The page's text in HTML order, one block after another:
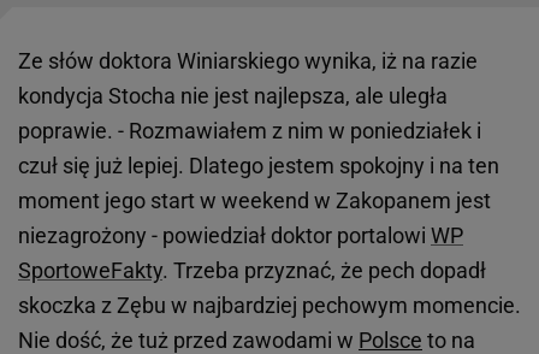
Ze słów doktora Winiarskiego wynika, iż na razie
kondycja Stocha nie jest najlepsza, ale uległa
poprawie. - Rozmawiałem z nim w poniedziałek i
czuł się już lepiej. Dlatego jestem spokojny i na ten
moment jego start w weekend w Zakopanem jest
niezagrożony - powiedział doktor portalowi WP
SportoweFakty. Trzeba przyznać, że pech dopadł
skoczka z Zębu w najbardziej pechowym momencie.
Nie dość, że tuż przed zawodami w Polsce to na